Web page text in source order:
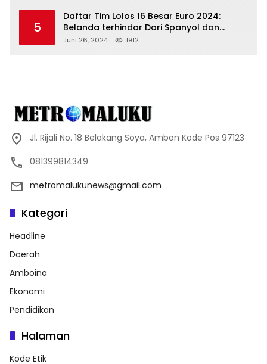
5
Daftar Tim Lolos 16 Besar Euro 2024:
Belanda terhindar Dari Spanyol dan
Ingriss, Prancis Bertemu Belgia
Juni 26, 2024 1912
Jl. Rijali No. 18 Belakang Soya, Ambon Kode Pos 97123
081399814349
metromalukunews@gmail.com
Kategori
Headline
Daerah
Amboina
Ekonomi
Pendidikan
Halaman
Kode Etik